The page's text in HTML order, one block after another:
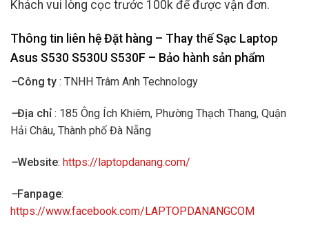
Khách vui lòng cọc trước 100k để được vận đơn.
Thông tin liên hệ Đặt hàng – Thay thế Sạc Laptop
Asus S530 S530U S530F – Bảo hành sản phẩm
–Công ty : TNHH Trâm Anh Technology
–Địa chỉ : 185 Ông Ích Khiêm, Phường Thạch Thang, Quận
Hải Châu, Thành phố Đà Nẵng
–Website: https://laptopdanang.com/
–Fanpage:
https://www.facebook.com/LAPTOPDANANGCOM